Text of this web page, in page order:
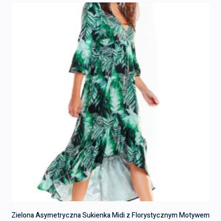
Zielona Asymetryczna Sukienka Midi z Florystycznym Motywem